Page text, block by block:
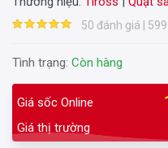
50 đánh giá |
Tình trạng: Còn hàng
Giá sốc Online
Giá thị trường